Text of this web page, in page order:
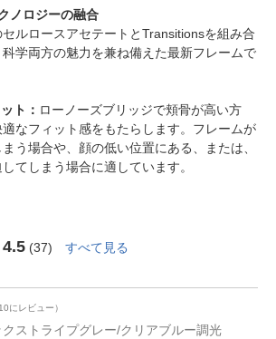
ノロジーの融合
ルロースアセテートとTransitionsを組み合
学両方の魅力を兼ね備えた最新フレームで
ト： ローノーズブリッジで頬骨が高い方
なフィット感をもたらします。フレームが
う場合や、顔の低い位置にある、または、
てしまう場合に適しています。
4.5 (37) すべて見る
にレビュー）
ストライプグレー/クリアブルー調光